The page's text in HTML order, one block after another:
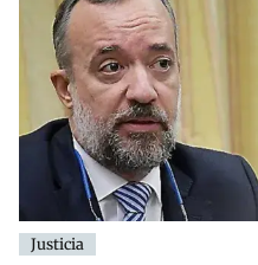
Justicia